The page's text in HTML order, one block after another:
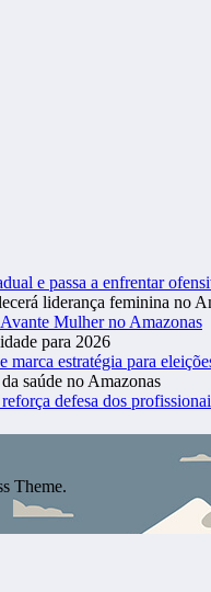
e passa a enfrentar
Mulher no Amazonas
estratégia para
defesa dos
Theme.